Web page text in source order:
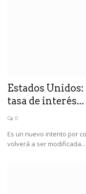
Estados
tasa de interés...
0
Es un nuevo intento por
volverá a ser modificada...